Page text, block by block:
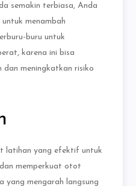
semakin terbiasa, Anda
menambah
buru untuk
karena ini bisa
dan meningkatkan risiko
latihan yang efektif untuk
memperkuat otot
yang mengarah langsung